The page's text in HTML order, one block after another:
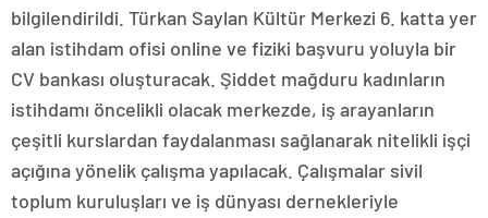
bilgilendirildi. Türkan Saylan Kültür Merkezi 6. katta yer
alan istihdam ofisi online ve fiziki başvuru yoluyla bir
CV bankası oluşturacak. Şiddet mağduru kadınların
istihdamı öncelikli olacak merkezde, iş arayanların
çeşitli kurslardan faydalanması sağlanarak nitelikli işçi
açığına yönelik çalışma yapılacak. Çalışmalar sivil
toplum kuruluşları ve iş dünyası dernekleriyle